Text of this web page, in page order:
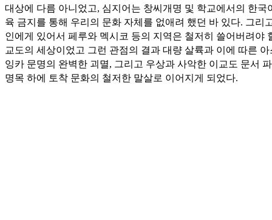
대상에 다름 아니었고, 심지어는 창씨개명 및 학교에서의 한국
육 금지를 통해 우리의 문화 자체를 없애려 했던 바 있다. 그리
인에게 있어서 페루와 멕시코 등의 지역은 철저히 쓸어버려야
교도의 세상이었고 그런 관점의 결과 대량 살륙과 이에 따른 아
잉카 문명의 완벽한 괴멸, 그리고 우상과 사악한 이교도 문서
명목 하에 토착 문화의 철저한 말살로 이어지게 되었다.